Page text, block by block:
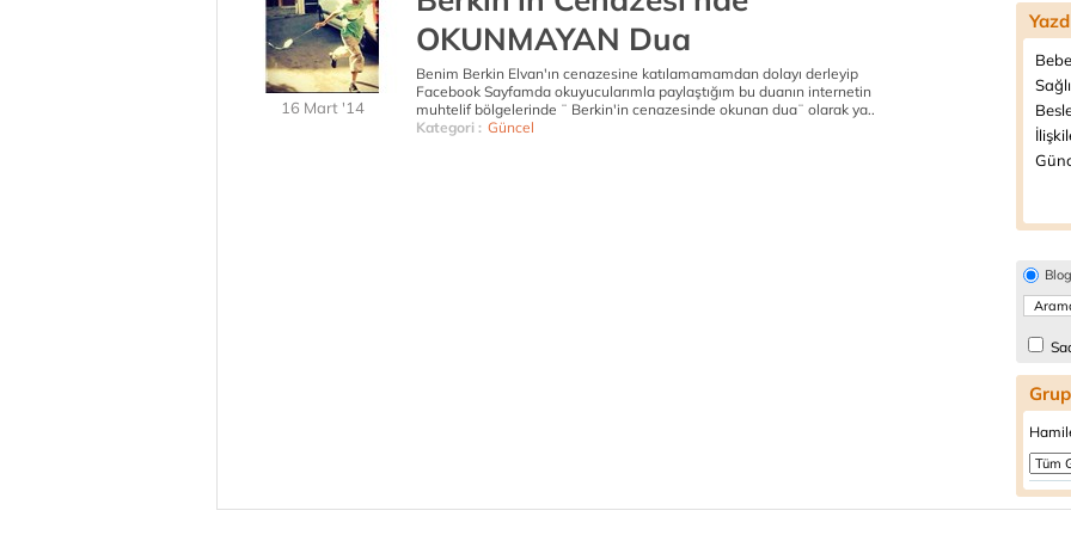
16 Mart '14
OKUNMAYAN Dua
Benim Berkin Elvan'ın cenazesine katılamamamdan dolayı derleyip
Facebook Sayfamda okuyucularımla paylaştığım bu duanın internetin
muhtelif bölgelerinde ¨ Berkin'in cenazesinde okunan dua¨ olarak ya..
Kategori : Güncel